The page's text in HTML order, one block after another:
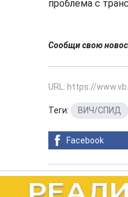
проблема с
Сообщи свою
URL: https://
Теги: ВИЧ/СПИД
Facebook